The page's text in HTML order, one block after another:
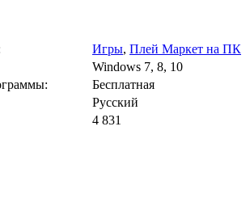
Игры, Плей Маркет на ПК
Windows 7, 8, 10
Бесплатная
Русский
4 831